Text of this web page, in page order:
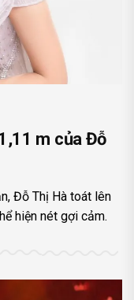
m của Đỗ
Đỗ Thị Hà toát lên
hiện nét gợi cảm.